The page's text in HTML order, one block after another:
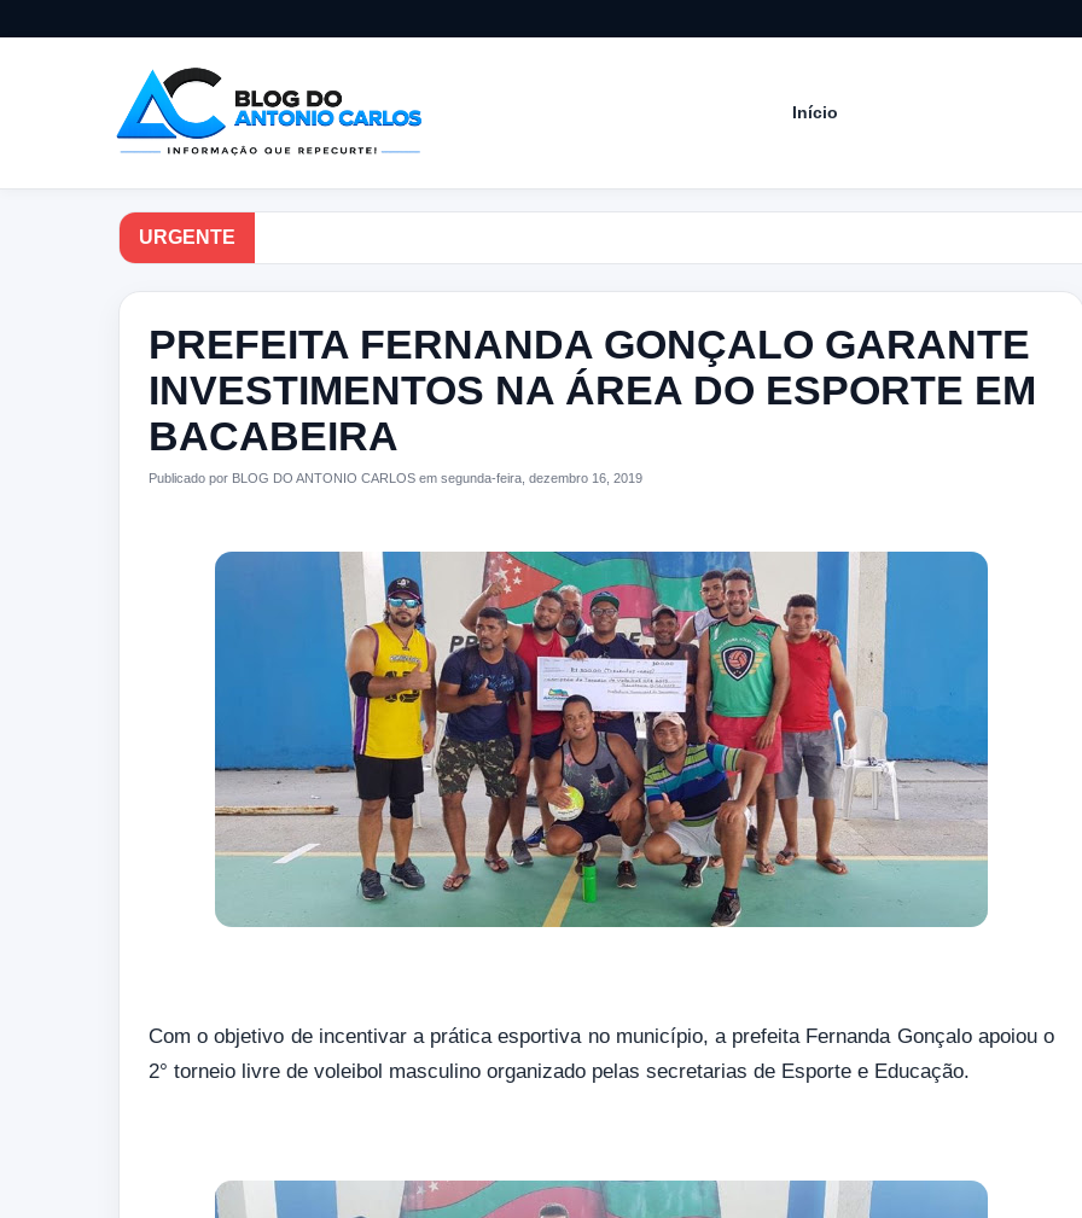
Início
URGENTE
PREFEITA FERNANDA GONÇALO GARANTE
INVESTIMENTOS NA ÁREA DO ESPORTE EM
BACABEIRA
Publicado por BLOG DO ANTONIO CARLOS em segunda-feira, dezembro 16, 2019
Com o objetivo de incentivar a prática esportiva no município, a prefeita Fernanda Gonçalo apoiou o
2° torneio livre de voleibol masculino organizado pelas secretarias de Esporte e Educação.